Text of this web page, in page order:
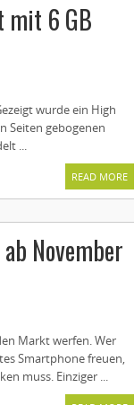
mit 6 GB
wurde ein High
Seiten gebogenen
...
READ MORE
November
Markt werfen. Wer
Smartphone freuen,
muss. Einziger ...